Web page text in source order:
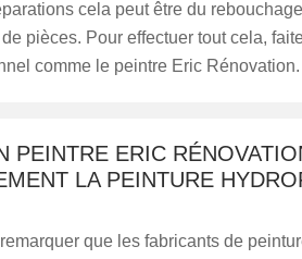
cela peut être du
pièces. Pour effectuer tout cela,
comme le peintre Eric Rénovation.
PEINTRE ERIC
LA PEINTURE
remarquer que les fabricants de